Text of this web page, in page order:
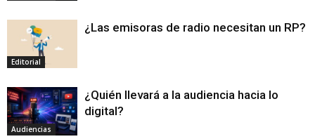
Editorial
¿Las emisoras de radio necesitan un RP?
Audiencias
¿Quién llevará a la audiencia hacia lo
digital?